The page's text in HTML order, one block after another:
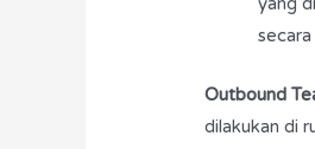
Outbound
dilakukan di